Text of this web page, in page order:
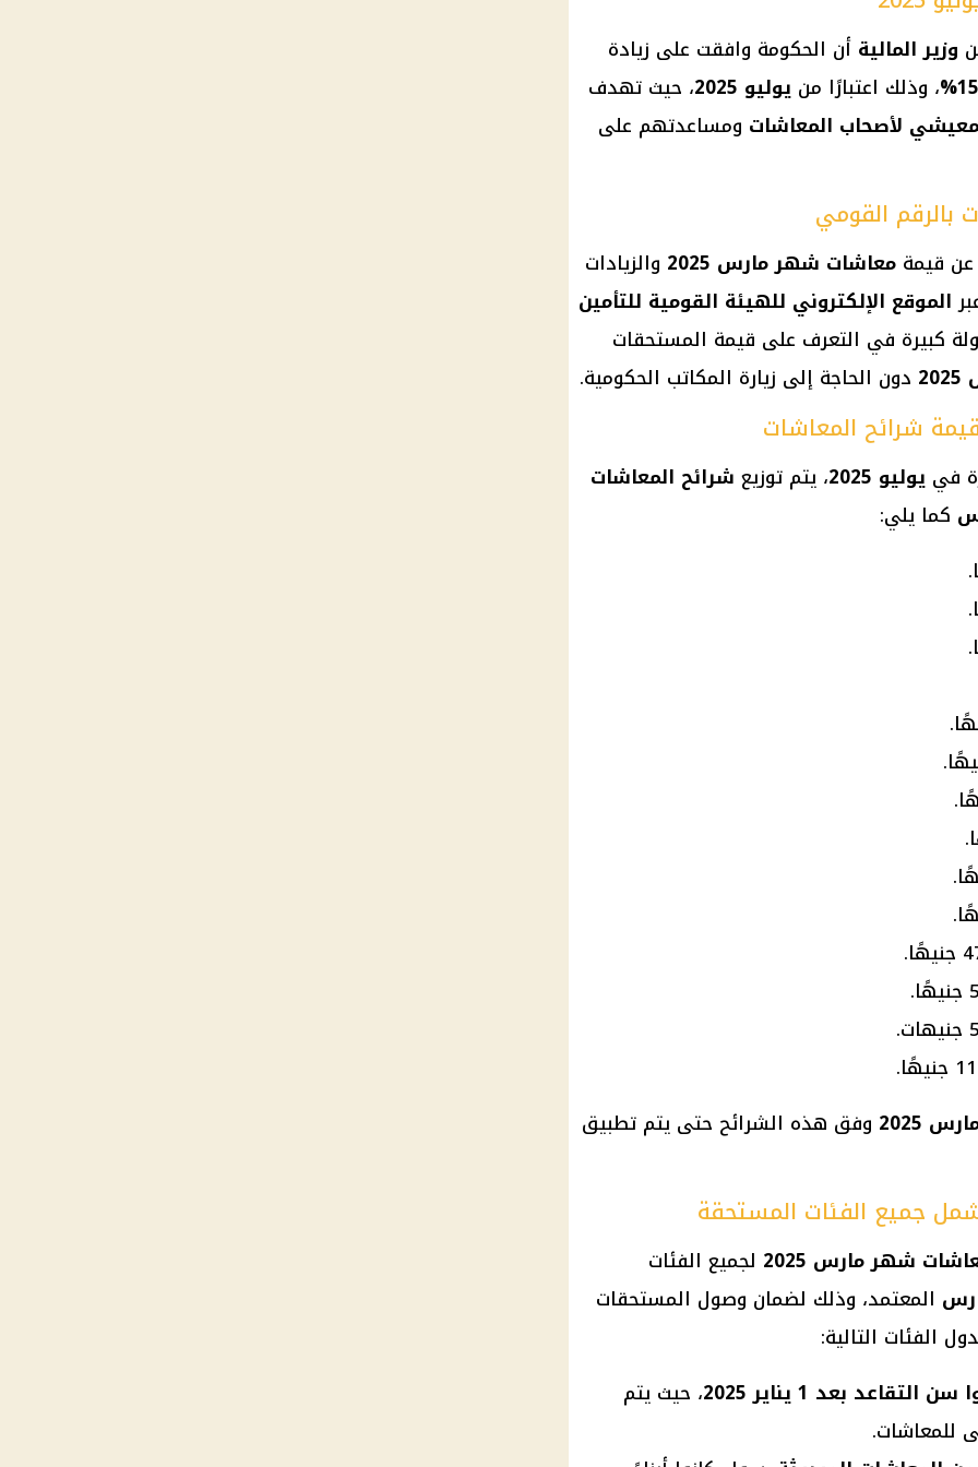
وزير المالية أن الحكومة وافقت على زيادة
15% ، وذلك اعتبارًا من يوليو 2025
، حيث تهدف
لأصحاب المعاشات ومساعدتهم على
بالرقم القومي
عن قيمة معاشات شهر مارس 2025
والزيادات
الموقع الإلكتروني للهيئة القومية للتأمين
كبيرة في التعرف على قيمة المستحقات
دون الحاجة إلى زيارة المكاتب الحكومية.
في يوليو 2025 ، يتم توزيع شرائح المعاشات
كما يلي:
2025 وفق هذه الشرائح حتى يتم تطبيق
شهر مارس 2025
لجميع الفئات
المعتمد، وذلك لضمان وصول المستحقات
الفئات التالية:
بعد 1 يناير 2025
، حيث يتم
للمعاشات.